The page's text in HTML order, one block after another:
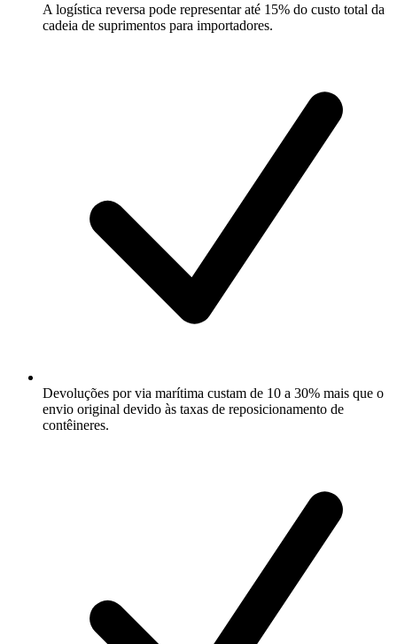
A logística reversa pode representar até 15% do custo total da
cadeia de suprimentos para importadores.
Devoluções por via marítima custam de 10 a 30% mais que o
envio original devido às taxas de reposicionamento de
contêineres.